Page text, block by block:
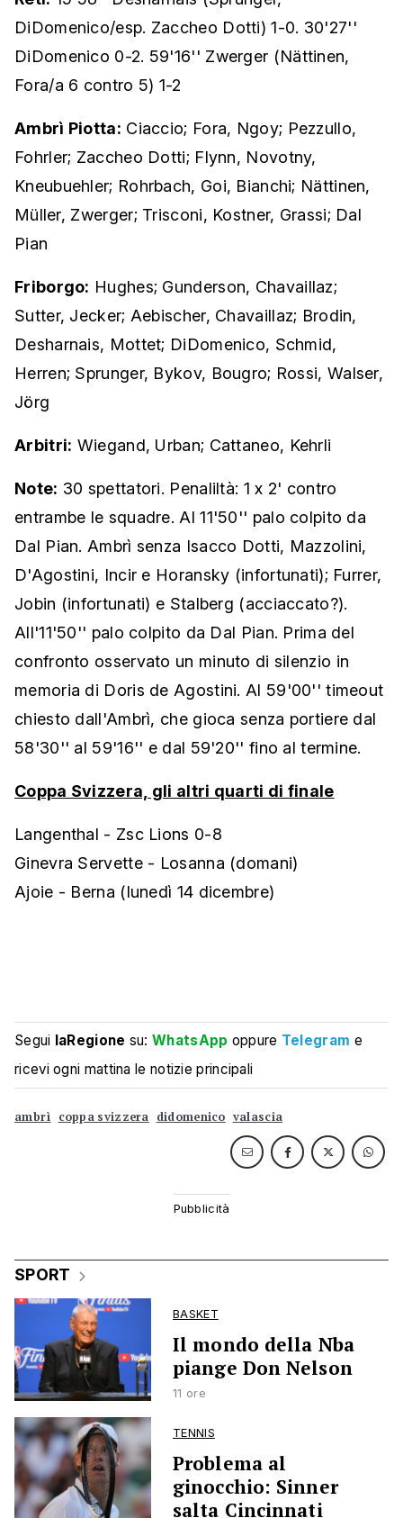
DiDomenico/esp. Zaccheo Dotti) 1-0. 30'27''
DiDomenico 0-2. 59'16'' Zwerger (Nättinen,
Fora/a 6 contro 5) 1-2
Ambrì Piotta: Ciaccio; Fora, Ngoy; Pezzullo,
Fohrler; Zaccheo Dotti; Flynn, Novotny,
Kneubuehler; Rohrbach, Goi, Bianchi; Nättinen,
Müller, Zwerger; Trisconi, Kostner, Grassi; Dal
Pian
Friborgo: Hughes; Gunderson, Chavaillaz;
Sutter, Jecker; Aebischer, Chavaillaz; Brodin,
Desharnais, Mottet; DiDomenico, Schmid,
Herren; Sprunger, Bykov, Bougro; Rossi, Walser,
Jörg
Arbitri: Wiegand, Urban; Cattaneo, Kehrli
Note: 30 spettatori. Penaliltà: 1 x 2' contro
entrambe le squadre. Al 11'50'' palo colpito da
Dal Pian. Ambrì senza Isacco Dotti, Mazzolini,
D'Agostini, Incir e Horansky (infortunati); Furrer,
Jobin (infortunati) e Stalberg (acciaccato?).
All'11'50'' palo colpito da Dal Pian. Prima del
confronto osservato un minuto di silenzio in
memoria di Doris de Agostini. Al 59'00'' timeout
chiesto dall'Ambrì, che gioca senza portiere dal
58'30'' al 59'16'' e dal 59'20'' fino al termine.
Coppa Svizzera, gli altri quarti di finale
Langenthal - Zsc Lions 0-8
Ginevra Servette - Losanna (domani)
Ajoie - Berna (lunedì 14 dicembre)
Segui laRegione su:WhatsApp oppure Telegram e
ricevi ogni mattina le notizie principali
ambrì coppa svizzera didomenico valascia
SPORT
BASKET
Il mondo della Nba
piange Don Nelson
11 ore
TENNIS
Problema al
ginocchio: Sinner
salta Cincinnati